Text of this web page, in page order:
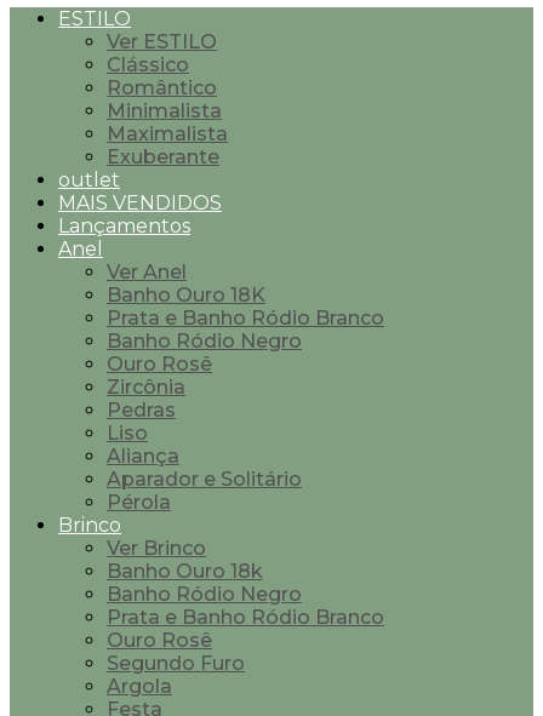
ESTILO
Ver ESTILO
Clássico
Romântico
Minimalista
Maximalista
Exuberante
outlet
MAIS VENDIDOS
Lançamentos
Anel
Ver Anel
Banho Ouro 18K
Prata e Banho Ródio Branco
Banho Ródio Negro
Ouro Rosê
Zircônia
Pedras
Liso
Aliança
Aparador e Solitário
Pérola
Brinco
Ver Brinco
Banho Ouro 18k
Banho Ródio Negro
Prata e Banho Ródio Branco
Ouro Rosê
Segundo Furo
Argola
Festa